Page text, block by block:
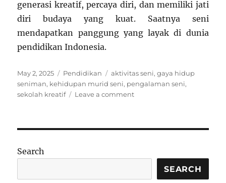
generasi kreatif, percaya diri, dan memiliki jati
diri budaya yang kuat. Saatnya seni
mendapatkan panggung yang layak di dunia
pendidikan Indonesia.
Posted
on
May 2, 2025 Categories
Pendidikan Tags
aktivitas seni,gaya hidup
seniman, kehidupan murid seni, pengalaman seni,
sekolah kreatif
Leave a commenton
Sudah
Mendukung
Potensi
Search
SEARCH